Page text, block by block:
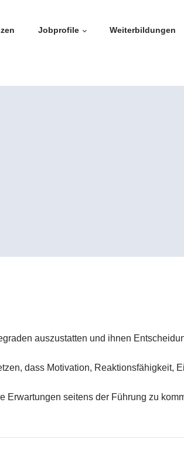
Jobprofile Weiterbildungen
auszustatten und ihnen
dass Motivation, Reaktionsfähigkeit,
Erwartungen seitens der Führung zu